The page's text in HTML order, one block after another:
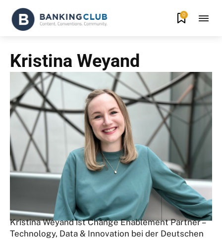
0
Kristina Weyand
Kristina Weyand ist Change Enablement Partner –
Technology, Data & Innovation bei der Deutschen